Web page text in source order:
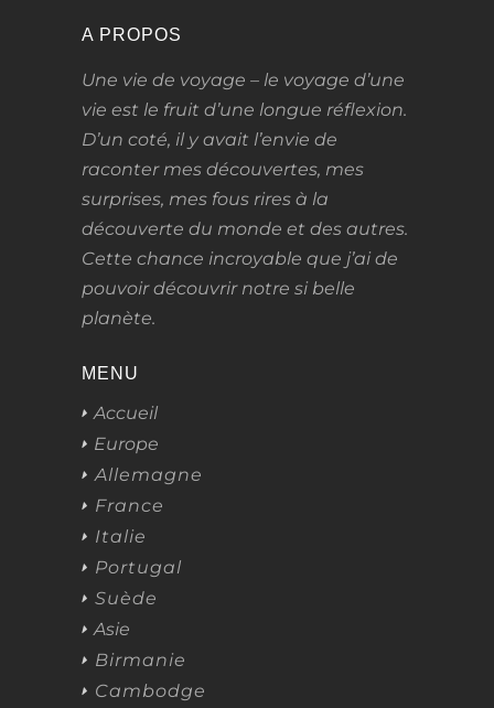
A PROPOS
Une vie de voyage – le voyage d’une
vie est le fruit d’une longue réflexion.
D’un coté, il y avait l’envie de
raconter mes découvertes, mes
surprises, mes fous rires à la
découverte du monde et des autres.
Cette chance incroyable que j’ai de
pouvoir découvrir notre si belle
planète.
MENU
Accueil
Europe
Allemagne
France
Italie
Portugal
Suède
Asie
Birmanie
Cambodge